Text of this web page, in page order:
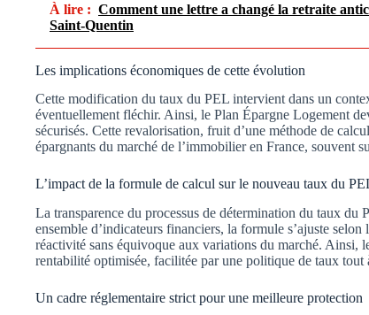
À lire : Comment une lettre a changé la retraite
Saint-Quentin
Les implications économiques de cette évolution
Cette modification du taux du PEL intervient dans un
éventuellement fléchir. Ainsi, le Plan Épargne Logement
sécurisés. Cette revalorisation, fruit d’une méthode de
épargnants du marché de l’immobilier en France, souvent
L’impact de la formule de calcul sur le nouveau taux du
La transparence du processus de détermination du taux du
ensemble d’indicateurs financiers, la formule s’ajuste
réactivité sans équivoque aux variations du marché. Ainsi,
rentabilité optimisée, facilitée par une politique de taux tout
Un cadre réglementaire strict pour une meilleure protection